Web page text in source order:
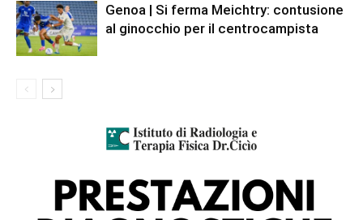
Genoa | Si ferma Meichtry: contusione
al ginocchio per il centrocampista